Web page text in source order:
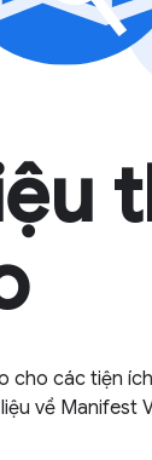
cho các tiện
về Manifest